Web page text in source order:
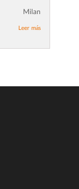
Milan
Leer más